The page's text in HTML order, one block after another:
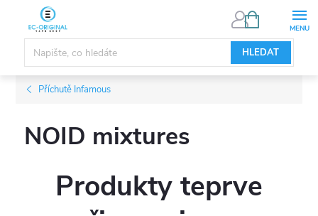
obsah
HLEDAT
NÁKUPNÍ
Příchutě Infamous
NOID mixtures
Produkty teprve